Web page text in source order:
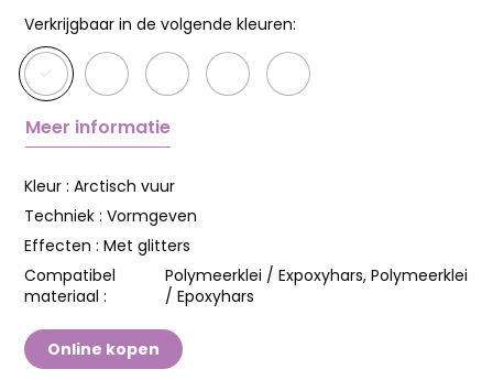
Verkrijgbaar in de volgende kleuren:
Meer informatie
Kleur : Arctisch vuur
Techniek : Vormgeven
Effecten : Met glitters
Compatibel
materiaal :
Polymeerklei / Expoxyhars, Polymeerklei
/ Epoxyhars
Online kopen